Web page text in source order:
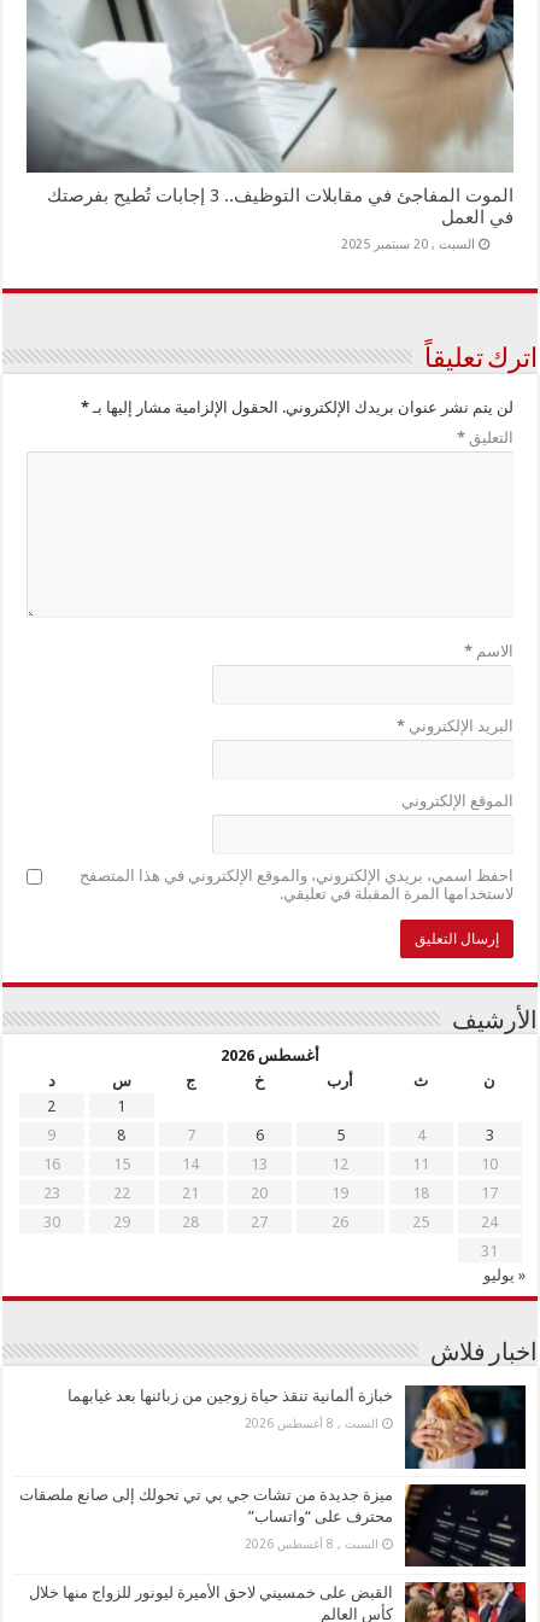
الموت المفاجئ في مقابلات التوظيف.. 3 إجابات تُطيح بفرصتك
في العمل
السبت , 20 سبتمبر 2025
اترك تعليقاً
لن يتم نشر عنوان بريدك الإلكتروني. الحقول الإلزامية مشار إليها بـ*
التعليق*
الاسم*
البريد الإلكتروني*
الموقع الإلكتروني
احفظ اسمي، بريدي الإلكتروني، والموقع الإلكتروني في هذا المتصفح
لاستخدامها المرة المقبلة في تعليقي.
الأرشيف
أغسطس 2026
ن
ث أرب خ ج س
د
1
2
3
4
5
6
7
8
9
10
11
12
13
14
15
16
17
18
19
20
21
22
23
24
25
26
27
28
29
30
31
« يوليو
اخبار فلاش
خبازة ألمانية تنقذ حياة زوجين من زبائنها بعد غيابهما
السبت , 8 أغسطس 2026
ميزة جديدة من تشات جي بي تي تحولك إلى صانع ملصقات
محترف على “واتساب”
السبت , 8 أغسطس 2026
القبض على خمسيني لاحق الأميرة ليونور للزواج منها خلال
كأس العالم